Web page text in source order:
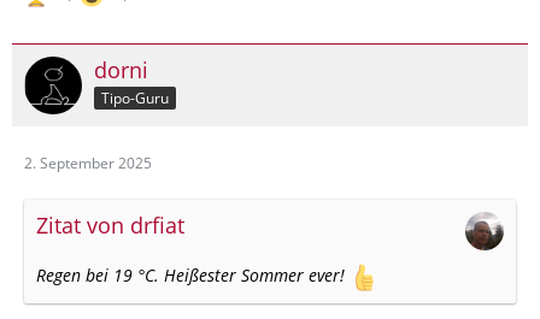
dorni
Tipo-Guru
2. September 2025
Zitat von drfiat
Regen bei 19 °C. Heißester Sommer ever!